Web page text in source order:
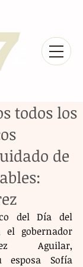
todos los
de
del Día del
gobernador
Aguilar,
esposa Sofía